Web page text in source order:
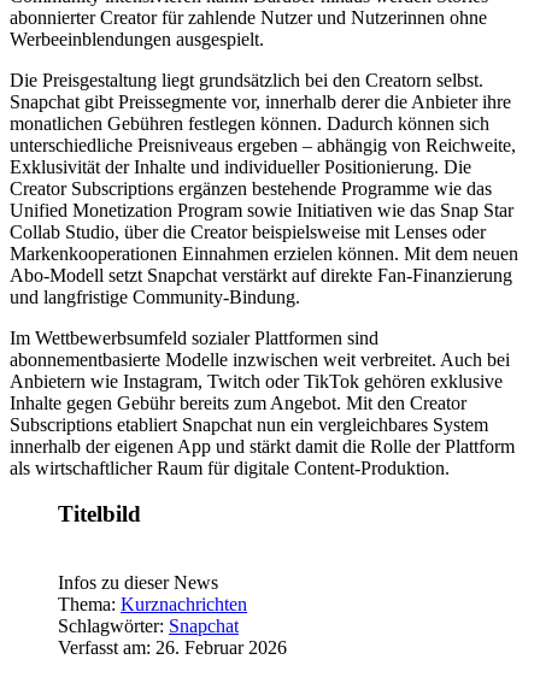
abonnierter Creator für zahlende Nutzer und Nutzerinnen ohne
Werbeeinblendungen ausgespielt.
Die Preisgestaltung liegt grundsätzlich bei den Creatorn selbst.
Snapchat gibt Preissegmente vor, innerhalb derer die Anbieter ihre
monatlichen Gebühren festlegen können. Dadurch können sich
unterschiedliche Preisniveaus ergeben – abhängig von Reichweite,
Exklusivität der Inhalte und individueller Positionierung. Die
Creator Subscriptions ergänzen bestehende Programme wie das
Unified Monetization Program sowie Initiativen wie das Snap Star
Collab Studio, über die Creator beispielsweise mit Lenses oder
Markenkooperationen Einnahmen erzielen können. Mit dem neuen
Abo-Modell setzt Snapchat verstärkt auf direkte Fan-Finanzierung
und langfristige Community-Bindung.
Im Wettbewerbsumfeld sozialer Plattformen sind
abonnementbasierte Modelle inzwischen weit verbreitet. Auch bei
Anbietern wie Instagram, Twitch oder TikTok gehören exklusive
Inhalte gegen Gebühr bereits zum Angebot. Mit den Creator
Subscriptions etabliert Snapchat nun ein vergleichbares System
innerhalb der eigenen App und stärkt damit die Rolle der Plattform
als wirtschaftlicher Raum für digitale Content-Produktion.
Titelbild
Infos zu dieser News
Thema: Kurznachrichten
Schlagwörter: Snapchat
Verfasst am: 26. Februar 2026